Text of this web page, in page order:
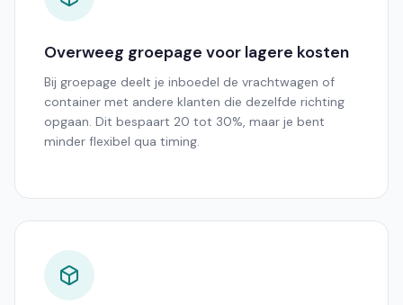
Overweeg groepage voor lagere kosten
Bij groepage deelt je inboedel de vrachtwagen of
container met andere klanten die dezelfde richting
opgaan. Dit bespaart 20 tot 30%, maar je bent
minder flexibel qua timing.